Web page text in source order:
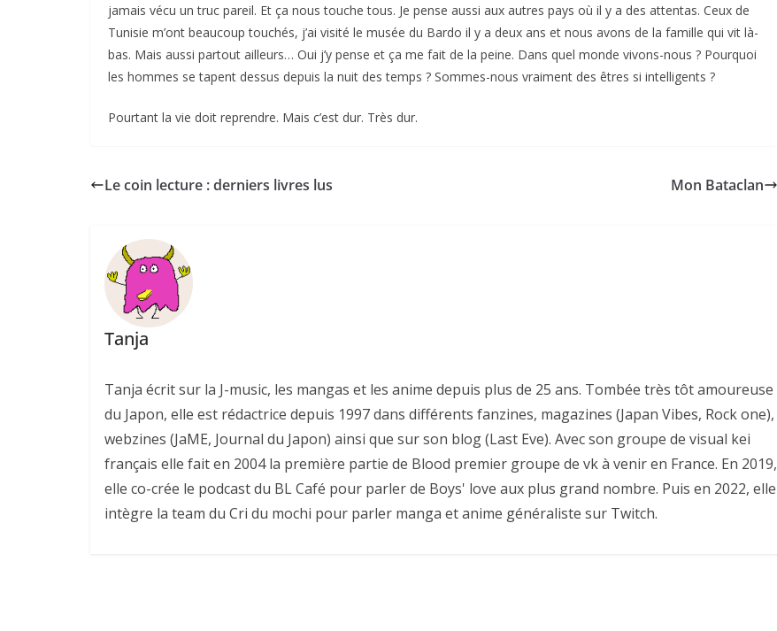
jamais vécu un truc pareil. Et ça nous touche tous. Je pense aussi aux autres pays où il y a des attentas. Ceux de
Tunisie m’ont beaucoup touchés, j’ai visité le musée du Bardo il y a deux ans et nous avons de la famille qui vit là-
bas. Mais aussi partout ailleurs… Oui j’y pense et ça me fait de la peine. Dans quel monde vivons-nous ? Pourquoi
les hommes se tapent dessus depuis la nuit des temps ? Sommes-nous vraiment des êtres si intelligents ?
Pourtant la vie doit reprendre. Mais c’est dur. Très dur.
Le coin lecture : derniers livres lus Mon Bataclan
Tanja
Tanja écrit sur la J-music, les mangas et les anime depuis plus de 25 ans. Tombée très tôt amoureuse
du Japon, elle est rédactrice depuis 1997 dans différents fanzines, magazines (Japan Vibes, Rock one),
webzines (JaME, Journal du Japon) ainsi que sur son blog (Last Eve). Avec son groupe de visual kei
français elle fait en 2004 la première partie de Blood premier groupe de vk à venir en France. En 2019,
elle co-crée le podcast du BL Café pour parler de Boys' love aux plus grand nombre. Puis en 2022, elle
intègre la team du Cri du mochi pour parler manga et anime généraliste sur Twitch.